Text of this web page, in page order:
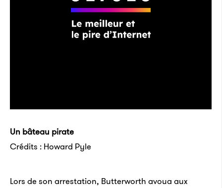
Un bâteau pirate
Crédits : Howard Pyle
Lors de son arrestation, Butterworth avoua aux